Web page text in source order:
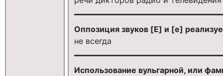
Оппозиция звуков [E] и [e]
не всегда
Использование вульгарной, или